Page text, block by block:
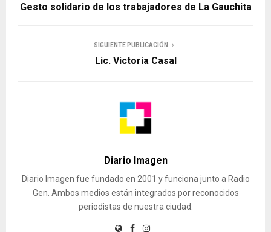
Gesto solidario de los trabajadores de La Gauchita
SIGUIENTE PUBLICACIÓN
Lic. Victoria Casal
Diario Imagen
Diario Imagen fue fundado en 2001 y funciona junto a Radio
Gen. Ambos medios están integrados por reconocidos
periodistas de nuestra ciudad.